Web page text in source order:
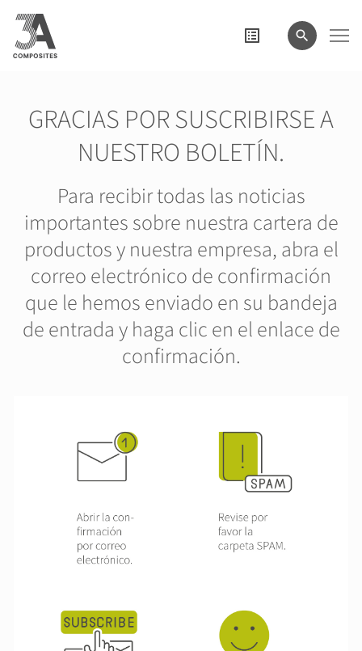
el
término
de
GRACIAS POR SUSCRIBIRSE A
NUESTRO BOLETÍN.
Para recibir todas las noticias
importantes sobre nuestra cartera de
productos y nuestra empresa, abra el
correo electrónico de confirmación
que le hemos enviado en su bandeja
de entrada y haga clic en el enlace de
confirmación.